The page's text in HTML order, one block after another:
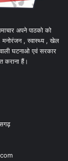
अपने पाठको को
मनोरंजन , स्वास्थ्य , खेल
घटनाओ एवं सरकार
कराना हैं।